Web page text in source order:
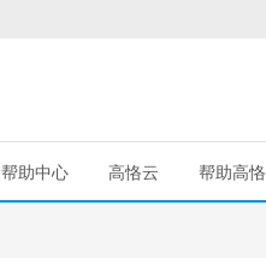
帮助中心 高恪云 帮助高恪